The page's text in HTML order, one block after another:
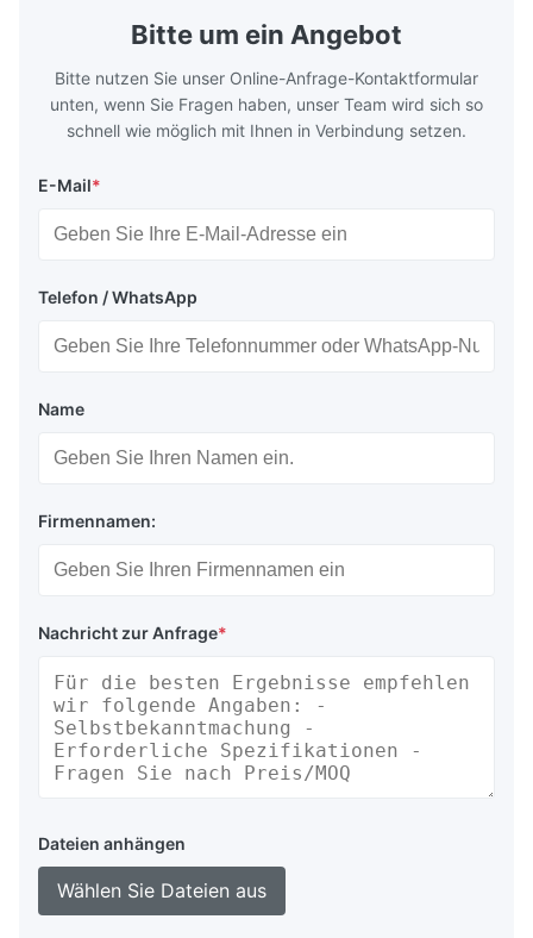
TH620 Standard JIS DIN ASTM GB EN AISI
Product Features High-quality tinplate with
Bitte um ein Angebot
Bitte nutzen Sie unser Online-Anfrage-Kontaktformular
unten, wenn Sie Fragen haben, unser Team wird sich so
schnell wie möglich mit Ihnen in Verbindung setzen.
E-Mail*
Telefon / WhatsApp
Name
Firmennamen:
Nachricht zur Anfrage*
Dateien anhängen
Wählen Sie Dateien aus